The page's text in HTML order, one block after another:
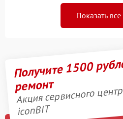
Показать все
Получите 1500
ремонт
Акция сервисного
iconBIT